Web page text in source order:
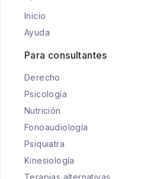
Inicio
Ayuda
Para consultantes
Derecho
Psicología
Nutrición
Fonoaudiología
Psiquiatra
Kinesiología
Terapias alternativas